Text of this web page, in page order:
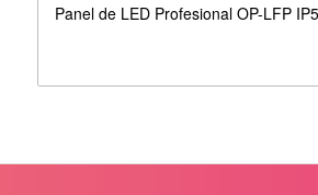
Panel de LED Profesional OP-LFP